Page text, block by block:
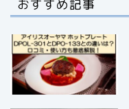
おすすめ記事